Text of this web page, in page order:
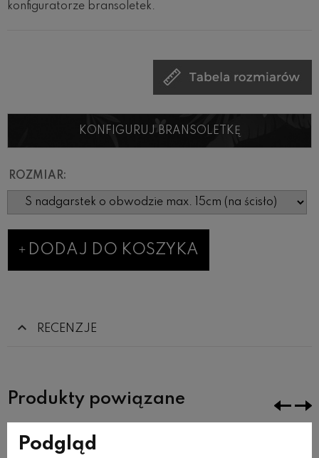
konfiguratorze bransoletek.
KONFIGURUJ BRANSOLETKĘ
ROZMIAR:
DODAJ DO KOSZYKA
Podgląd
RECENZJE
Produkty powiązane